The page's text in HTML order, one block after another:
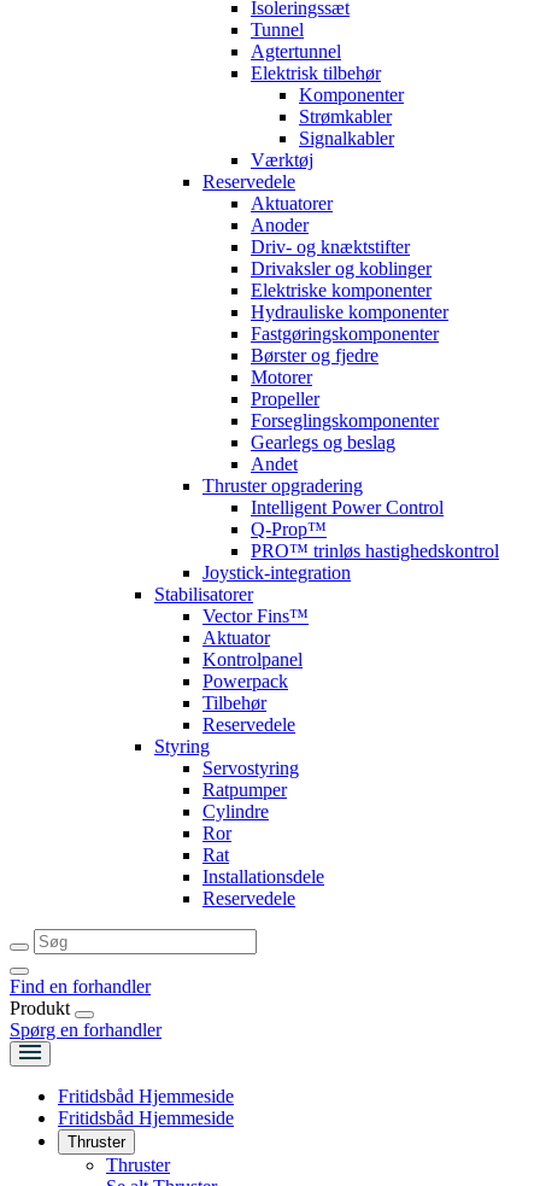
Isoleringssæt
Tunnel
Agtertunnel
Elektrisk tilbehør
Komponenter
Strømkabler
Signalkabler
Værktøj
Reservedele
Aktuatorer
Anoder
Driv- og knæktstifter
Drivaksler og koblinger
Elektriske komponenter
Hydrauliske komponenter
Fastgøringskomponenter
Børster og fjedre
Motorer
Propeller
Forseglingskomponenter
Gearlegs og beslag
Andet
Thruster opgradering
Intelligent Power Control
Q-Prop™
PRO™ trinløs hastighedskontrol
Joystick-integration
Stabilisatorer
Vector Fins™
Aktuator
Kontrolpanel
Powerpack
Tilbehør
Reservedele
Styring
Servostyring
Ratpumper
Cylindre
Ror
Rat
Installationsdele
Reservedele
Find en forhandler
Produkt
Spørg en forhandler
Fritidsbåd Hjemmeside
Fritidsbåd Hjemmeside
Thruster
Thruster